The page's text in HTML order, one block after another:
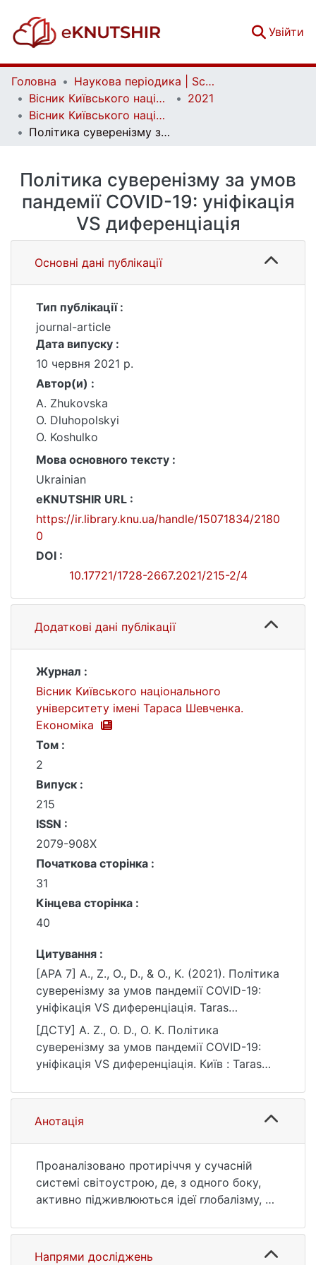
Увійти
Головна
Наукова періодика | Scientific periodicals
Вісник Київського національного університету імені Тараса Шевченка. Економіка | Bulletin of Taras Shevchenko National University of Kyiv. Economics
2021
Вісник Київського національного університету імені Тараса Шевченка. Економіка. Випуск 2 (215)
Політика суверенізму за умов пандемії COVID-19: уніфікація VS диференціація
Політика суверенізму за умов
пандемії COVID-19: уніфікація
VS диференціація
Основні дані публікації
Тип публікації :
journal-article
Дата випуску :
10 червня 2021 р.
Автор(и) :
A. Zhukovska
O. Dluhopolskyi
O. Koshulko
Мова основного тексту :
Ukrainian
eKNUTSHIR URL :
https://ir.library.knu.ua/handle/15071834/2180
0
DOI :
10.17721/1728-2667.2021/215-2/4
Додаткові дані публікації
Журнал :
Вісник Київського національного
університету імені Тараса Шевченка.
Економіка
Том :
2
Випуск :
215
ISSN :
2079-908X
Початкова сторінка :
31
Кінцева сторінка :
40
Цитування :
[APA 7] A., Z., O., D., & O., K. (2021). Політика
суверенізму за умов пандемії COVID-19:
уніфікація VS диференціація. Taras
Shevchenko National University of Kyiv.
https://doi.org/10.17721/1728-2667.2021/215-
2/4
[ДСТУ] A. Z., O. D., O. K. Політика
суверенізму за умов пандемії COVID-19:
уніфікація VS диференціація. Київ : Taras
С. 31—40. DOI: 10.17721/1728-
2667.2021/215-2/4 (дата звернення:
25.07.2026).
Анотація
Проаналізовано протиріччя у сучасній
системі світоустрою, де, з одного боку,
активно підживлюються ідеї глобалізму, а
суверенізму окремих держав світу.
Досліджено напрями впливу глобальної
Напрями досліджень